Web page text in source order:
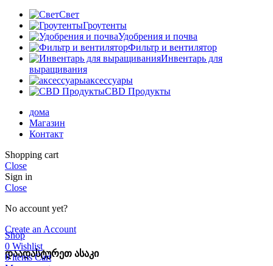
Свет
Гроутенты
Удобрения и почва
Фильтр и вентилятор
Инвентарь для
выращивания
аксессуары
CBD Продукты
дома
Магазин
Контакт
Shopping cart
Close
Sign in
Close
No account yet?
Create an Account
დაადასტურეთ ასაკი
Shop
0 Wishlist
0items Cart